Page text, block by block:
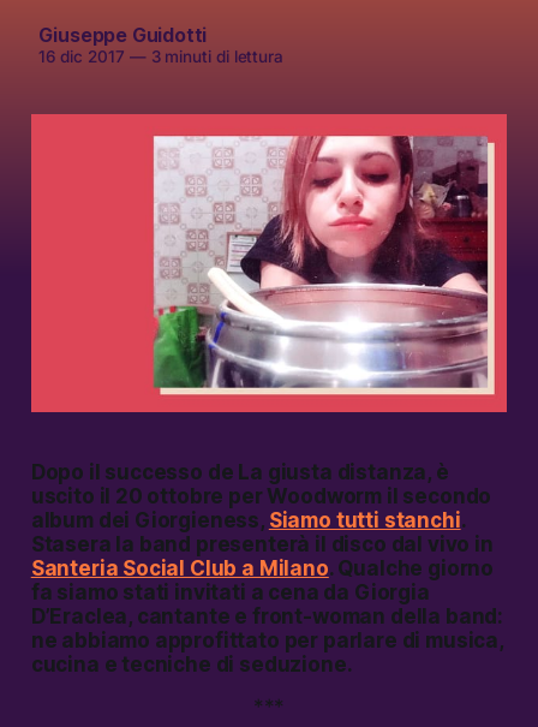
Giuseppe Guidotti
16 dic 2017 —3 minuti di lettura
Dopo il successo de La giusta distanza, è
uscito il 20 ottobre per Woodworm il secondo
album dei Giorgieness, Siamo tutti stanchi.
Stasera la band presenterà il disco dal vivo in
Santeria Social Club a Milano. Qualche giorno
fa siamo stati invitati a cena da Giorgia
D’Eraclea, cantante e front-woman della band:
ne abbiamo approfittato per parlare di musica,
cucina e tecniche di seduzione.
***